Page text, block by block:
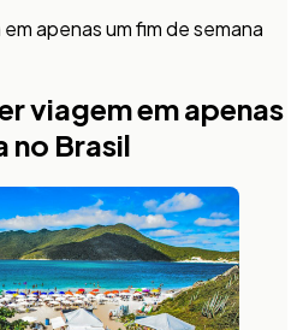
apenas um fim de semana
viagem em apenas
no Brasil